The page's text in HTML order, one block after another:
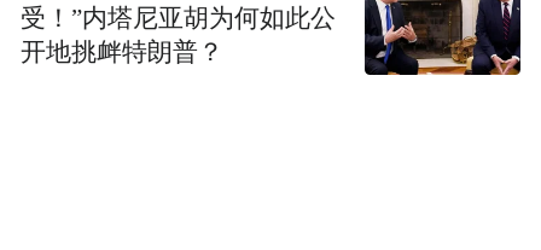
受！”内塔尼亚胡为何如此公
开地挑衅特朗普？